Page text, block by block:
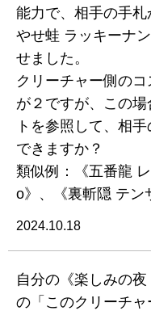
能力で、相手の手
やせ蛙 ラッキーナ
せました。
クリーチャー側の
が２ですが、この
トを参照して、相
できますか？
類似例：《五番龍
o》、《裏斬隠 テン
2024.10.18
自分の《楽しみの夜
の「このクリーチ